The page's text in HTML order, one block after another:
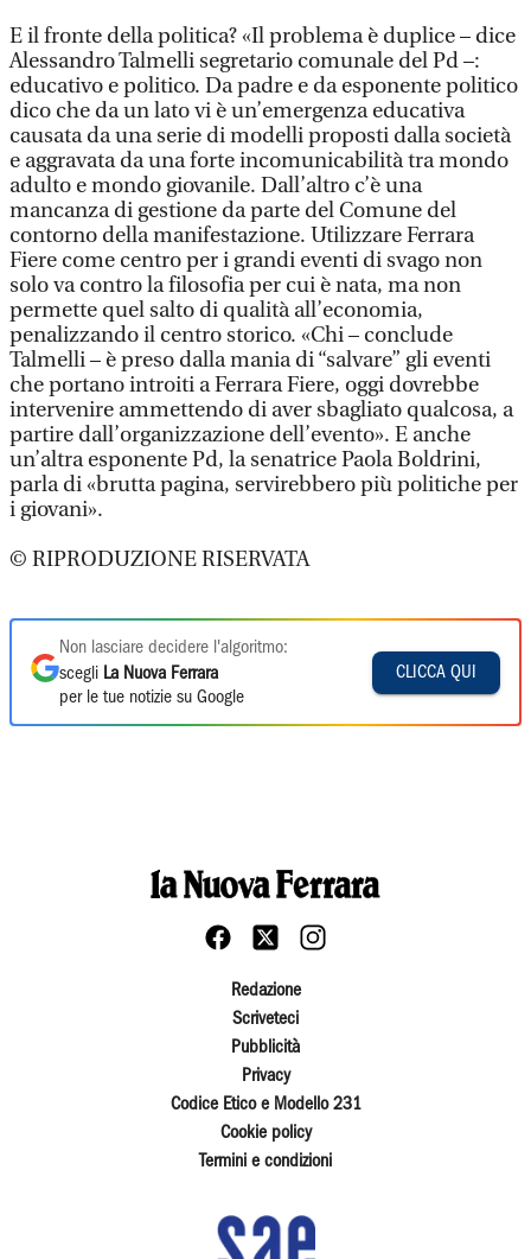
E il fronte della politica? «Il problema è duplice – dice
Alessandro Talmelli segretario comunale del Pd –:
educativo e politico. Da padre e da esponente politico
dico che da un lato vi è un’emergenza educativa
causata da una serie di modelli proposti dalla società
e aggravata da una forte incomunicabilità tra mondo
adulto e mondo giovanile. Dall’altro c’è una
mancanza di gestione da parte del Comune del
contorno della manifestazione. Utilizzare Ferrara
Fiere come centro per i grandi eventi di svago non
solo va contro la filosofia per cui è nata, ma non
permette quel salto di qualità all’economia,
penalizzando il centro storico. «Chi – conclude
Talmelli – è preso dalla mania di “salvare” gli eventi
che portano introiti a Ferrara Fiere, oggi dovrebbe
intervenire ammettendo di aver sbagliato qualcosa, a
partire dall’organizzazione dell’evento». E anche
un’altra esponente Pd, la senatrice Paola Boldrini,
parla di «brutta pagina, servirebbero più politiche per
i giovani».
© RIPRODUZIONE RISERVATA
Non lasciare decidere l'algoritmo:
scegli La Nuova Ferrara
per le tue notizie su Google
CLICCA QUI
Redazione
Scriveteci
Pubblicità
Privacy
Codice Etico e Modello 231
Cookie policy
Termini e condizioni